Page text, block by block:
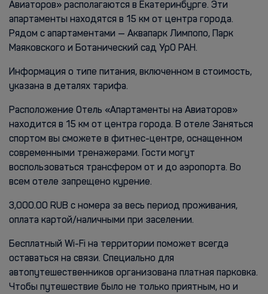
Авиаторов» располагаются в Екатеринбурге. Эти
апартаменты находятся в 15 км от центра города.
Рядом с апартаментами — Аквапарк Лимпопо, Парк
Маяковского и Ботанический сад УрО РАН.
Информация о типе питания, включенном в стоимость,
указана в деталях тарифа.
Расположение Отель «Апартаменты на Авиаторов»
находится в 15 км от центра города. В отеле Заняться
спортом вы сможете в фитнес-центре, оснащенном
современными тренажерами. Гости могут
воспользоваться трансфером от и до аэропорта. Во
всем отеле запрещено курение.
3,000.00 RUB с номера за весь период проживания,
оплата картой/наличными при заселении.
Бесплатный Wi-Fi на территории поможет всегда
оставаться на связи. Специально для
автопутешественников организована платная парковка.
Чтобы путешествие было не только приятным, но и